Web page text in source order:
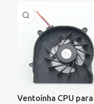
Ventoinha CPU para